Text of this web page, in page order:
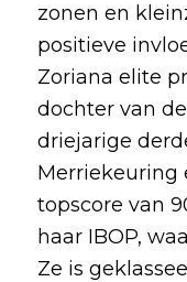
zonen en
positieve
Zoriana elite
dochter van
driejarige
Merriekeuring
topscore van
haar IBOP,
Ze is